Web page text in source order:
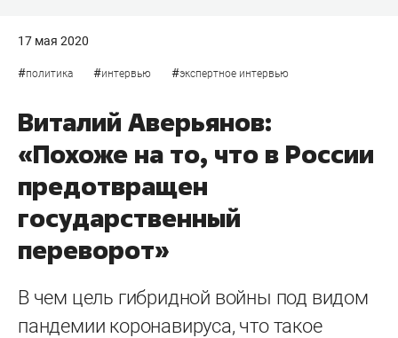
17 мая 2020
#политика #интервью #экспертное интервью
Виталий Аверьянов:
«Похоже на то, что в России
предотвращен
государственный
переворот»
В чем цель гибридной войны под видом
пандемии коронавируса, что такое